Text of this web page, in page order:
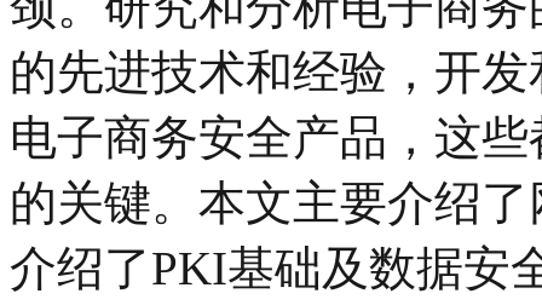
的先进技术和经验，开
电子商务安全产品，这
的关键。本文主要介绍
介绍了PKI基础及数据安